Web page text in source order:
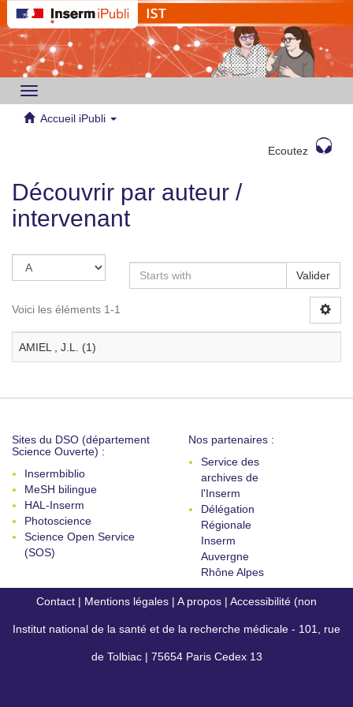
Toggle
navigation
Accueil iPubli
Ecoutez
Découvrir par auteur /
intervenant
Valider
Voici les éléments 1-1
AMIEL , J.L. (1)
Sites du DSO (département
Science Ouverte) :
Insermbiblio
MeSH bilingue
HAL-Inserm
Photoscience
Science Open Service
(SOS)
Nos partenaires :
Service des
archives de
l'Inserm
Délégation
Régionale
Inserm
Auvergne
Rhône Alpes
Contact | Mentions légales | A propos | Accessibilité (non
conforme)
Institut national de la santé et de la recherche médicale - 101, rue
de Tolbiac | 75654 Paris Cedex 13